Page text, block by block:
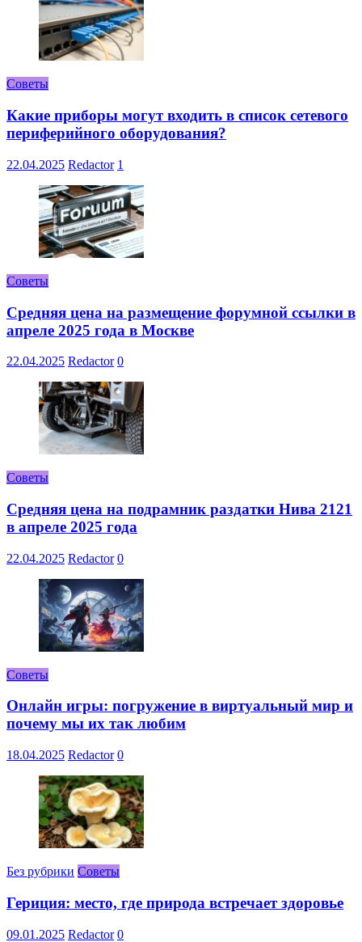
Советы
Какие приборы могут входить в список сетевого
периферийного оборудования?
22.04.2025 Redactor 1
Советы
Средняя цена на размещение форумной ссылки в
апреле 2025 года в Москве
22.04.2025 Redactor 0
Советы
Средняя цена на подрамник раздатки Нива 2121
в апреле 2025 года
22.04.2025 Redactor 0
Советы
Онлайн игры: погружение в виртуальный мир и
почему мы их так любим
18.04.2025 Redactor 0
Без рубрики Советы
Гериция: место, где природа встречает здоровье
09.01.2025 Redactor 0